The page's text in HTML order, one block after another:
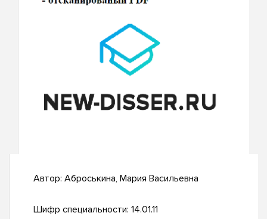
Автор: Аброськина, Мария Васильевна
Шифр специальности: 14.01.11